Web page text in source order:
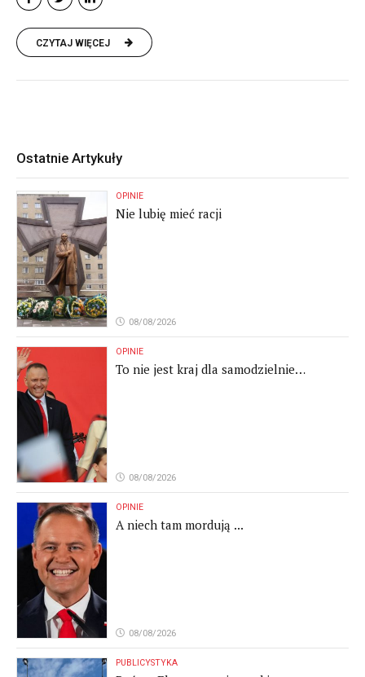
CZYTAJ WIĘCEJ
Ostatnie Artykuły
OPINIE
Nie lubię mieć racji
08/08/2026
OPINIE
To nie jest kraj dla samodzielnie
08/08/2026
OPINIE
A niech tam mordują ...
08/08/2026
PUBLICYSTYKA